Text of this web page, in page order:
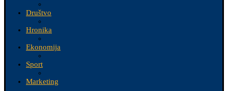
Društvo
Hronika
Ekonomija
Sport
Marketing